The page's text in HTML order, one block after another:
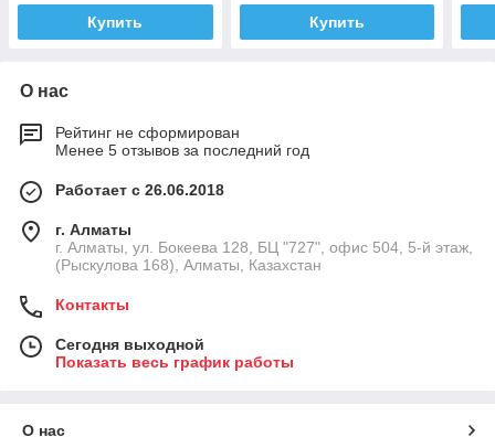
Купить Купить
О нас
Рейтинг не сформирован
Менее 5 отзывов за последний год
Работает с 26.06.2018
г. Алматы
г. Алматы, ул. Бокеева 128, БЦ "727", офис 504, 5-й этаж,
(Рыскулова 168), Алматы, Казахстан
Контакты
Сегодня выходной
Показать весь график работы
О нас